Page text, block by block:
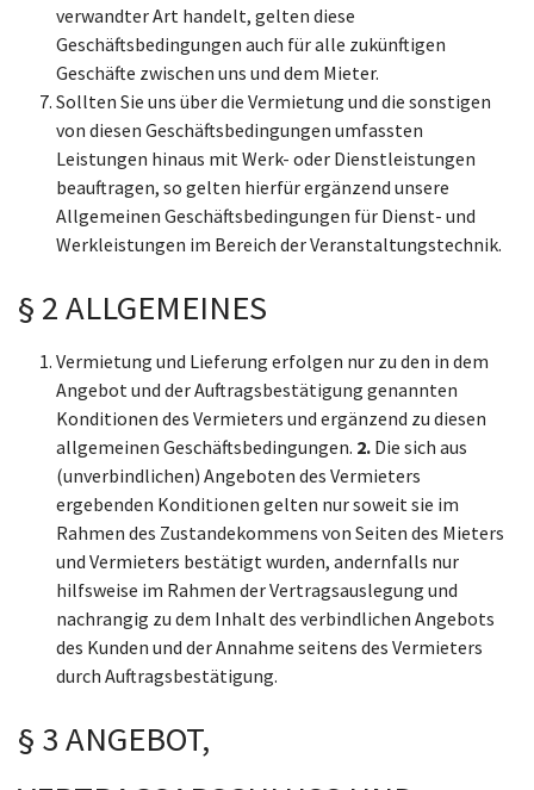
verwandter Art handelt, gelten diese
Geschäftsbedingungen auch für alle zukünftigen
Geschäfte zwischen uns und dem Mieter.
Sollten Sie uns über die Vermietung und die sonstigen
von diesen Geschäftsbedingungen umfassten
Leistungen hinaus mit Werk- oder Dienstleistungen
beauftragen, so gelten hierfür ergänzend unsere
Allgemeinen Geschäftsbedingungen für Dienst- und
Werkleistungen im Bereich der Veranstaltungstechnik.
§ 2 ALLGEMEINES
Vermietung und Lieferung erfolgen nur zu den in dem
Angebot und der Auftragsbestätigung genannten
Konditionen des Vermieters und ergänzend zu diesen
allgemeinen Geschäftsbedingungen. 2. Die sich aus
(unverbindlichen) Angeboten des Vermieters
ergebenden Konditionen gelten nur soweit sie im
Rahmen des Zustandekommens von Seiten des Mieters
und Vermieters bestätigt wurden, andernfalls nur
hilfsweise im Rahmen der Vertragsauslegung und
nachrangig zu dem Inhalt des verbindlichen Angebots
des Kunden und der Annahme seitens des Vermieters
durch Auftragsbestätigung.
§ 3 ANGEBOT,